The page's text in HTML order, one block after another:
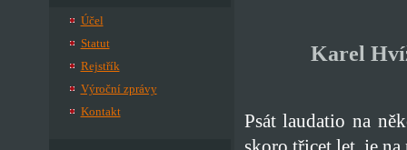
Účel
Statut
Rejstřík
Výroční zprávy
Kontakt
Karel
Psát laudatio na